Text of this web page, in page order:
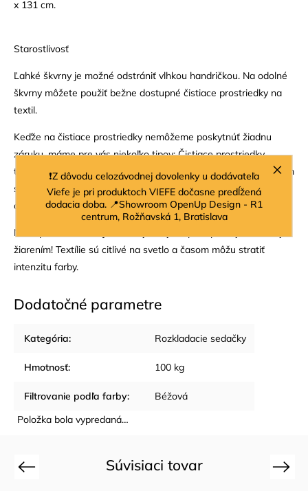
❗Z dôvodu celozávodnej dovolenky u dodávateľa
Viefe je pri produktoch VIEFE dočasne predĺžená
dodacia doba. 📍Showroom OpenUp Design - R1
centrum, Rožňavská 1, Bratislava
x 131 cm.
Starostlivosť
Ľahké škvrny je možné odstrániť vlhkou handričkou. Na odolné
škvrny môžete použiť bežne dostupné čistiace prostriedky na
textil.
Keďže na čistiace prostriedky nemôžeme poskytnúť žiadnu
záruku, máme pre vás niekoľko tipov: Čistiace prostriedky
testujte vždy na nenápadnom mieste, pretože môžu nežiaducim
spôsobom poškodiť látku. Pre zaistenie dlhotrvajúceho vzhľadu
odporúčame látku tiež impregnovať.
Náš tip: Chráňte svoj čalúnený nábytok pred priamym slnečným
žiarením! Textílie sú citlivé na svetlo a časom môžu stratiť
intenzitu farby.
Dodatočné parametre
Kategória: Rozkladacie sedačky
Hmotnosť: 100 kg
Filtrovanie podľa farby:
Béžová
Položka bola vypredaná…
Súvisiaci tovar
Previous Next